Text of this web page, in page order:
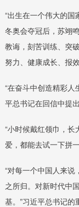
“出生在一个伟大的国
冬奥会夺冠后，苏翊
教诲，刻苦训练、突
努力、健康成长、报
“在奋斗中创造精彩人
平总书记在回信中提出
“小时候戴红领巾，长
爱，都能去试一下拼
“对每一个中国人来
之所归。对新时代中
基。”习近平总书记的